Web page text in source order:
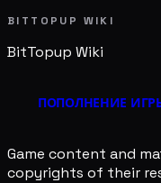
BITTOPUP WIKI
BitTopup Wiki
ПОПОЛНЕНИЕ
Game content and
copyrights of their